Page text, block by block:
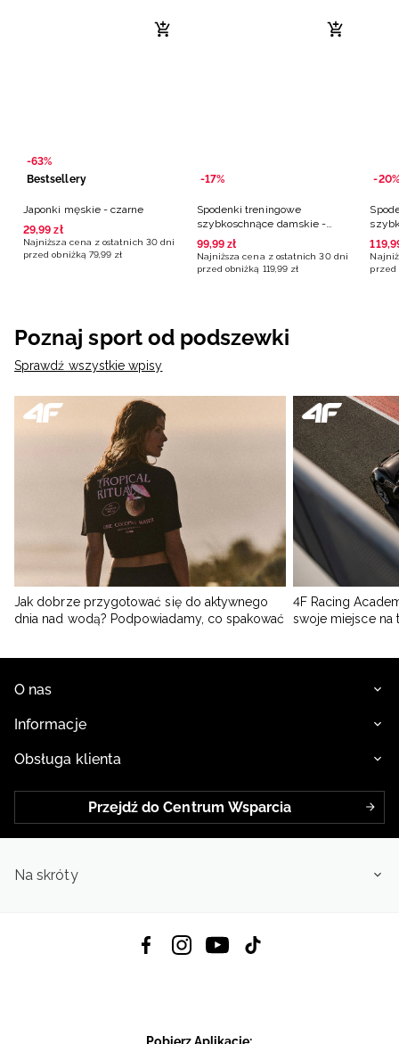
-63%
Bestsellery
Japonki męskie - czarne
29,99 zł
Najniższa cena z ostatnich 30 dni
przed obniżką 79,99 zł
-17%
Spodenki treningowe
szybkoschnące damskie -
czarne
99,99 zł
Najniższa cena z ostatnich 30 dni
przed obniżką 119,99 zł
-20%
119,
przed
Poznaj sport od podszewki
Sprawdź wszystkie wpisy
Jak dobrze przygotować się do aktywnego
dnia nad wodą? Podpowiadamy, co spakować
4F Racing
swoje miejsce na
O nas
Informacje
Obsługa klienta
Przejdź do Centrum Wsparcia
Na skróty
Pobierz Aplikację: